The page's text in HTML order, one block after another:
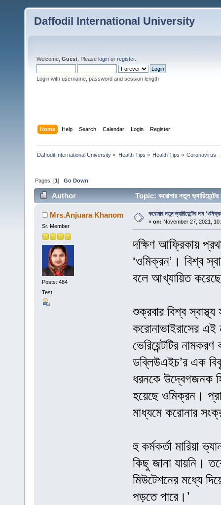
Daffodil International University
Welcome, Guest . Please login or register.
Login with username, password and session length
Home Help Search Calendar Login Register
Daffodil International University » Health Tips » Health Tips » Coronavirus -
Pages: [1]Go Down
Author Topic: করোনার নতুন
Mrs.Anjuara Khanom
Sr. Member
Posts: 484
Test
করোনার নতুন ভ্যারিয়েন্টের নাম
« on: November 27, 2021,
দক্ষিণ আফ্রিকায়
‘ওমিক্রন’। বিশ্ব
বলে আখ্যায়িত
শুক্রবার বিশ্ব
করোনাভাইরাসের এই
ভেরিয়েন্টটির
ডব্লিউএইচ’র এক
ধরনকে উদ্বেগজনক
হয়েছে ওমিক্রন।
মাধ্যমে করোনার
হু কর্মকর্তা মারিয়া
কিছু জানা যায়নি।
মিউটেশনের মধ্যে
পড়তে পারে।’